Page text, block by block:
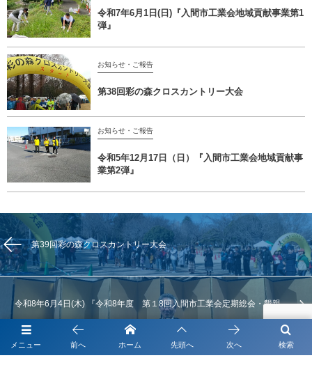
令和7年6月1日(日)『入間市工業会地域貢献事業第1
弾』
お知らせ・ご報告
第38回彩の森クロスカントリー大会
お知らせ・ご報告
令和5年12月17日（日）『入間市工業会地域貢献事
業第2弾』
第39回彩の森クロスカントリー大会
令和8年6月4日(木) 『令和8年度 第１8回入間市工業会定期総会・懇親
メニュー 検索
前へ ホーム 先頭へ 次へ